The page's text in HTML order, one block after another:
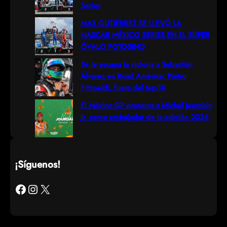
Series
MAX GUTIÉRREZ SE LLEVÓ LA
NASCAR MÉXICO SERIES EN EL SÚPER
ÓVALO POTOSINO
Se le escapa la victoria a Sebastián
Álvarez en Road América; Pietro
Fittipaldi, fuera del top-10
El México GP presenta a Michel Jourdain
Jr. como embajador de la edición 2026
¡Síguenos!
Facebook Instagram X